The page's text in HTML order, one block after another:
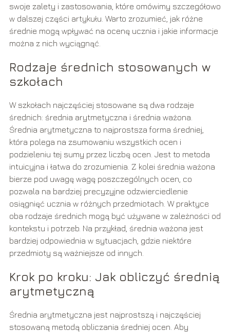
swoje zalety i zastosowania, które omówimy szczegółowo
w dalszej części artykułu. Warto zrozumieć, jak różne
średnie mogą wpływać na ocenę ucznia i jakie informacje
można z nich wyciągnąć.
Rodzaje średnich stosowanych w
szkołach
W szkołach najczęściej stosowane są dwa rodzaje
średnich: średnia arytmetyczna i średnia ważona.
Średnia arytmetyczna to najprostsza forma średniej,
która polega na zsumowaniu wszystkich ocen i
podzieleniu tej sumy przez liczbę ocen. Jest to metoda
intuicyjna i łatwa do zrozumienia. Z kolei średnia ważona
bierze pod uwagę wagę poszczególnych ocen, co
pozwala na bardziej precyzyjne odzwierciedlenie
osiągnięć ucznia w różnych przedmiotach. W praktyce
oba rodzaje średnich mogą być używane w zależności od
kontekstu i potrzeb. Na przykład, średnia ważona jest
bardziej odpowiednia w sytuacjach, gdzie niektóre
przedmioty są ważniejsze od innych.
Krok po kroku: Jak obliczyć średnią
arytmetyczną
Średnia arytmetyczna jest najprostszą i najczęściej
stosowaną metodą obliczania średniej ocen. Aby